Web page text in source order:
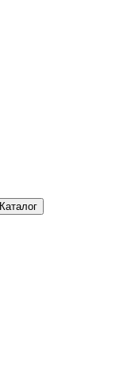
Каталог